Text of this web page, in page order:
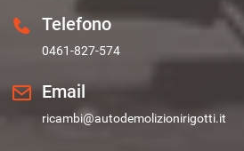
Telefono
0461-827-574
Email
ricambi@autodemolizionirigotti.it